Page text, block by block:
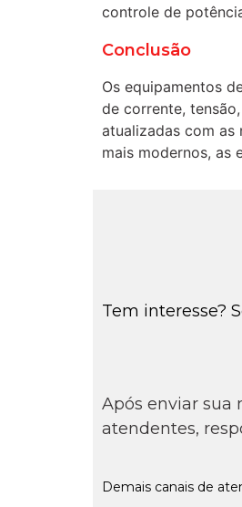
controle de
Conclusão
Os equipamentos
de corrente,
atualizadas com as
mais modernos, as
Tem interesse?
Após enviar sua
atendentes,
Demais canais de